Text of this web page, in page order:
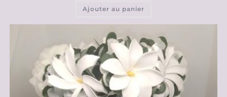
Ajouter au panier